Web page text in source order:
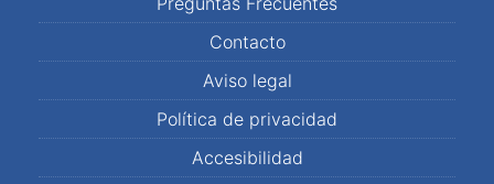
Contacto
Aviso legal
Política de privacidad
Accesibilidad